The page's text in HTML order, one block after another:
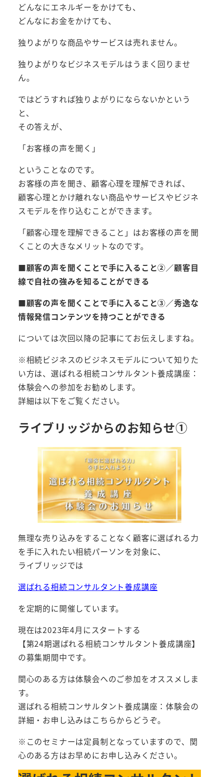
どんなにエネルギーをかけても、
どんなにお金をかけても、
独りよがりな商品やサービスは売れません。
独りよがりなビジネスモデルはうまく回りませ
ん。
ではどうすれば独りよがりにならないかという
と、
その答えが、
「お客様の声を聞く」
ということなのです。
お客様の声を聞き、顧客心理を理解できれば、
顧客心理とかけ離れない商品やサービスやビジネ
スモデルを作り込むことができます。
「顧客心理を理解できること」はお客様の声を聞
くことの大きなメリットなのです。
■顧客の声を聞くことで手に入ること②／顧客目
線で自社の強みを知ることができる
■顧客の声を聞くことで手に入ること③／秀逸な
情報発信コンテンツを持つことができる
については次回以降の記事にてお伝えしますね。
※相続ビジネスのビジネスモデルについて知りた
い方は、選ばれる相続コンサルタント養成講座：
体験会への参加をお勧めします。
詳細は以下をご覧ください。
ライブリッジからのお知らせ①
無理な売り込みをすることなく顧客に選ばれる力
を手に入れたい相続パーソンを対象に、
ライブリッジでは
選ばれる相続コンサルタント養成講座
を定期的に開催しています。
現在は2023年4月にスタートする
【第24期選ばれる相続コンサルタント養成講座】
の募集期間中です。
関心のある方は体験会へのご参加をオススメしま
す。
選ばれる相続コンサルタント養成講座：体験会の
詳細・お申し込みはこちらからどうぞ。
※このセミナーは定員制となっていますので、関
心のある方はお早めにお申し込みください。